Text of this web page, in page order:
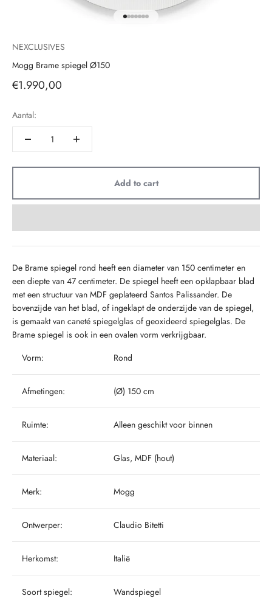
NEXCLUSIVES
Mogg Brame spiegel Ø150
Sale price
€1.990,00
Aantal:
Add to cart
De Brame spiegel rond heeft een diameter van 150 centimeter en
een diepte van 47 centimeter. De spiegel heeft een opklapbaar blad
met een structuur van MDF geplateerd Santos Palissander. De
bovenzijde van het blad, of ingeklapt de onderzijde van de spiegel,
is gemaakt van caneté spiegelglas of geoxideerd spiegelglas. De
Brame spiegel is ook in een ovalen vorm verkrijgbaar.
Vorm:
Rond
Afmetingen: (Ø) 150 cm
Ruimte: Alleen geschikt voor binnen
Materiaal: Glas, MDF (hout)
Merk: Mogg
Ontwerper: Claudio Bitetti
Herkomst: Italië
Soort spiegel: Wandspiegel